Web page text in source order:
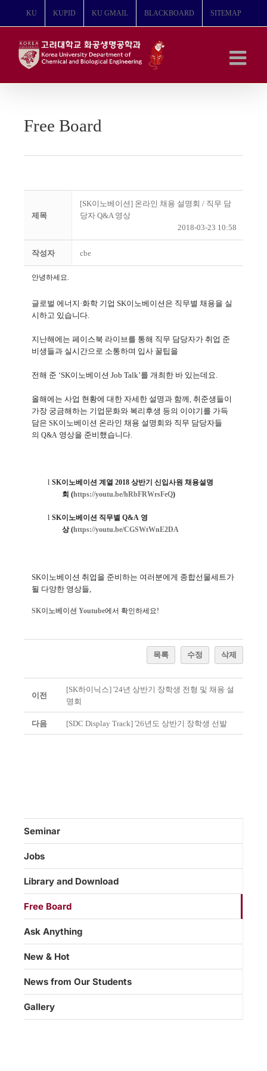
뛰
KU KUPID KU GMAIL BLACKBOARD SITEMAP
Free Board
제목
[SK이노베이션] 온라인 채용 설명회 / 직무 담
당자 Q&A 영상
2018-03-23 10:58
작성자 cbe
안녕하세요.
글로벌 에너지·화학 기업 SK이노베이션은 직무별 채용을 실
시하고 있습니다.
지난해에는 페이스북 라이브를 통해 직무 담당자가 취업 준
비생들과 실시간으로 소통하며 입사 꿀팁을
전해 준 ‘SK이노베이션 Job Talk’를 개최한 바 있는데요.
올해에는 사업 현황에 대한 자세한 설명과 함께, 취준생들이
가장 궁금해하는 기업문화와 복리후생 등의 이야기를 가득
담은 SK이노베이션 온라인 채용 설명회와 직무 담당자들
의 Q&A 영상을 준비했습니다.
l SK이노베이션 계열 2018 상반기 신입사원 채용설명
회 (https://youtu.be/hRbFRWrsFeQ)
l SK이노베이션 직무별 Q&A 영
상(https://youtu.be/CGSWtWnE2DA
SK이노베이션 취업을 준비하는 여러분에게 종합선물세트가
될 다양한 영상들,
SK이노베이션 Youtube에서 확인하세요!
목록 수정 삭제
이전
[SK하이닉스] '24년 상반기 장학생 전형 및 채용 설
명회
다음 [SDC Display Track] '26년도 상반기 장학생 선발
Seminar
Jobs
Library and Download
Free Board
Ask Anything
New & Hot
News from Our Students
Gallery